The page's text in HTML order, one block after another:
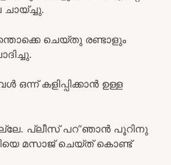
ചായ്ച്ചു.
ചെയ്തു രണ്ടാളും
കളിപ്പിക്കാൻ ഉള്ള
പ്ലീസ് പറ”ഞാൻ പൂറിനു
മസാജ് ചെയ്ത് കൊണ്ട്